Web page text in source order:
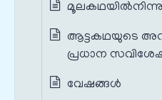
ആട്ടകഥയുടെ
പ്രധാന
വേഷങ്ങൾ